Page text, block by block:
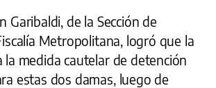
Garibaldi, de la Sección de
Metropolitana, logró que la
la medida cautelar de detención
estas dos damas, luego de